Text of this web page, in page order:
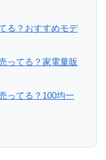
る？おすすめモデ
ってる？家電量販
ってる？100均一